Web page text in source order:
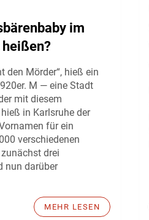
im
den Mörder“, hieß ein
M — eine Stadt
mit diesem
in Karlsruhe der
für ein
verschiedenen
drei
nun darüber
MEHR LESEN